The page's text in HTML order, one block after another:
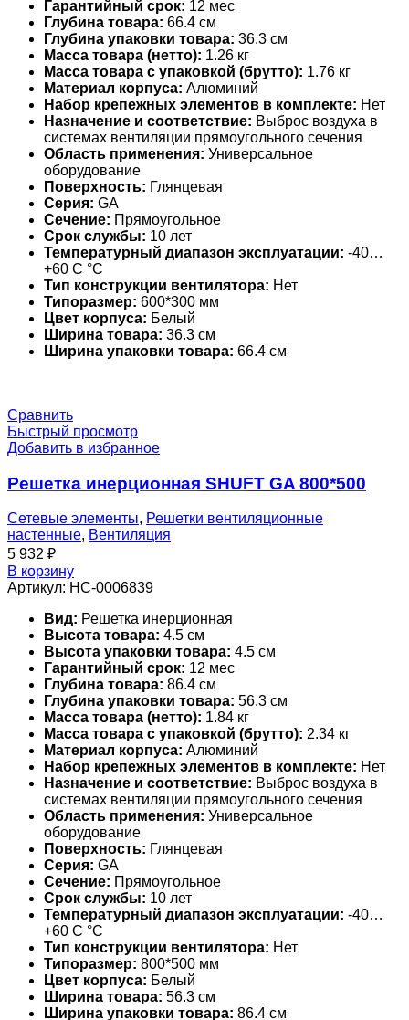
Гарантийный срок: 12 мес
Глубина товара: 66.4 см
Глубина упаковки товара: 36.3 см
Масса товара (нетто): 1.26 кг
Масса товара с упаковкой (брутто): 1.76 кг
Материал корпуса: Алюминий
Набор крепежных элементов в комплекте: Нет
Назначение и соответствие: Выброс воздуха в
системах вентиляции прямоугольного сечения
Область применения: Универсальное
оборудование
Поверхность: Глянцевая
Серия: GA
Сечение: Прямоугольное
Срок службы: 10 лет
Температурный диапазон эксплуатации: -40…
+60 С °С
Тип конструкции вентилятора: Нет
Типоразмер: 600*300 мм
Цвет корпуса: Белый
Ширина товара: 36.3 см
Ширина упаковки товара: 66.4 см
Сравнить
Быстрый просмотр
Добавить в избранное
Решетка инерционная SHUFT GA 800*500
Сетевые элементы, Решетки вентиляционные
настенные, Вентиляция
5 932 ₽
В корзину
Артикул: НС-0006839
Вид: Решетка инерционная
Высота товара: 4.5 см
Высота упаковки товара: 4.5 см
Гарантийный срок: 12 мес
Глубина товара: 86.4 см
Глубина упаковки товара: 56.3 см
Масса товара (нетто): 1.84 кг
Масса товара с упаковкой (брутто): 2.34 кг
Материал корпуса: Алюминий
Набор крепежных элементов в комплекте: Нет
Назначение и соответствие: Выброс воздуха в
системах вентиляции прямоугольного сечения
Область применения: Универсальное
оборудование
Поверхность: Глянцевая
Серия: GA
Сечение: Прямоугольное
Срок службы: 10 лет
Температурный диапазон эксплуатации: -40…
+60 С °С
Тип конструкции вентилятора: Нет
Типоразмер: 800*500 мм
Цвет корпуса: Белый
Ширина товара: 56.3 см
Ширина упаковки товара: 86.4 см